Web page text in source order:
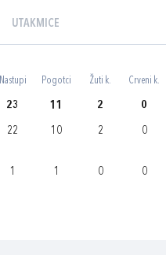
UTAKMICE
Nastupi Pogotci Žuti k. Crveni k.
23 11 2 0
22 10 2 0
1 1 0 0